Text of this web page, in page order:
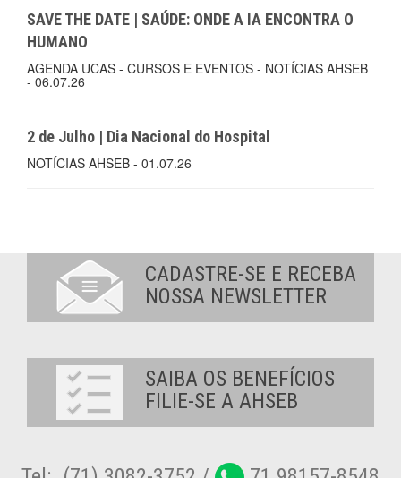
SAVE THE DATE | SAÚDE: ONDE A IA ENCONTRA O
HUMANO
AGENDA UCAS - CURSOS E EVENTOS - NOTÍCIAS AHSEB
- 06.07.26
2 de Julho | Dia Nacional do Hospital
NOTÍCIAS AHSEB - 01.07.26
CADASTRE-SE E RECEBA
NOSSA NEWSLETTER
SAIBA OS BENEFÍCIOS
FILIE-SE A AHSEB